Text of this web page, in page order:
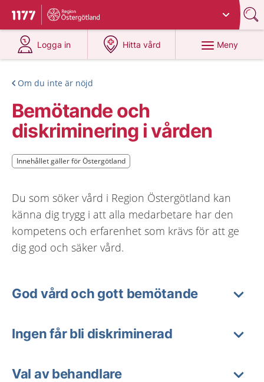
Till startsidan för 1177
Du har valt region
Logga in
på 1177.se
Hitta vård
på 1177.se
Meny
Om du inte är nöjd
Bemötande och
diskriminering i vården
Innehållet gäller för Östergötland
Innehållet gäller för Östergötland
Du som söker vård i Region Östergötland kan
känna dig trygg i att alla medarbetare har den
kompetens och erfarenhet som krävs för att ge
dig god och säker vård.
God vård och gott bemötande
Ingen får bli diskriminerad
Val av behandlare